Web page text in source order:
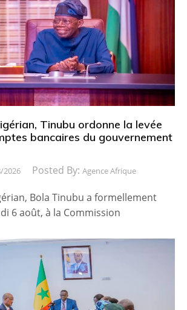
Tinubu ordonne la levée
bancaires du gouvernement
2026 Posted By: Agence Afrique
Bola Tinubu a formellement
6 août, à la Commission